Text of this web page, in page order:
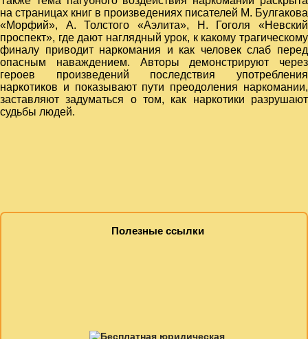
на страницах книг в произведениях писателей М. Булгакова
«Морфий», А. Толстого «Аэлита», Н. Гоголя «Невский
проспект», где дают наглядный урок, к какому трагическому
финалу приводит наркомания и как человек слаб перед
опасным наваждением. Авторы демонстрируют через
героев произведений последствия употребления
наркотиков и показывают пути преодоления наркомании,
заставляют задуматься о том, как наркотики разрушают
судьбы людей.
Полезные ссылки